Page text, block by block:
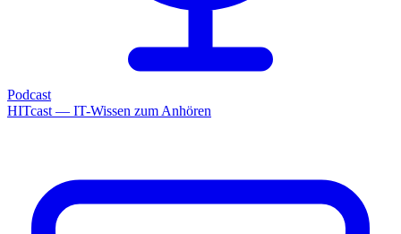
Podcast
HITcast — IT-Wissen zum Anhören